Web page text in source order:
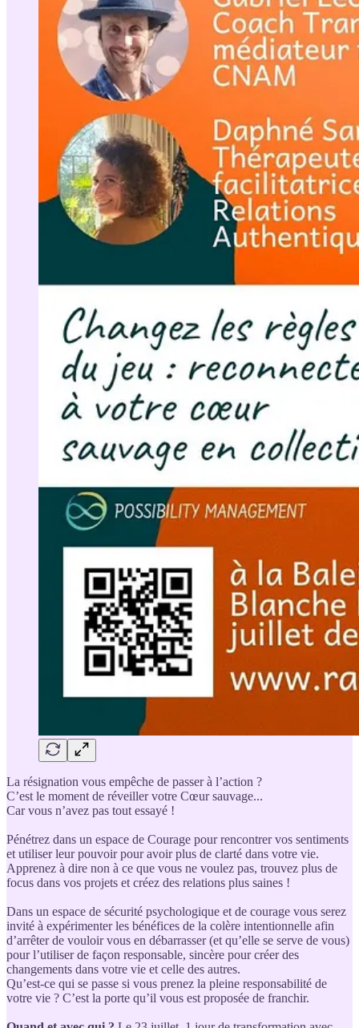
La résignation vous empêche de passer à l’action ?
C’est le moment de réveiller votre Cœur sauvage...
Car vous n’avez pas tout essayé !
Pénétrez dans un espace de Courage pour rencontrer vos sentiments
et utiliser leur pouvoir pour avoir plus de clarté dans votre vie.
Apprenez à dire non à ce que vous ne voulez pas, trouvez plus de
focus dans vos projets et créez des relations plus saines !
Dans un espace de sécurité psychologique et de courage vous serez
invité à expérimenter les bénéfices de la colère intentionnelle afin
d’arrêter de vouloir vous en débarrasser (et qu’elle se serve de vous)
pour l’utiliser de façon responsable, sincère pour créer des
changements dans votre vie et celle des autres.
Qu’est-ce qui se passe si vous prenez la pleine responsabilité de
votre vie ? C’est la porte qu’il vous est proposée de franchir.